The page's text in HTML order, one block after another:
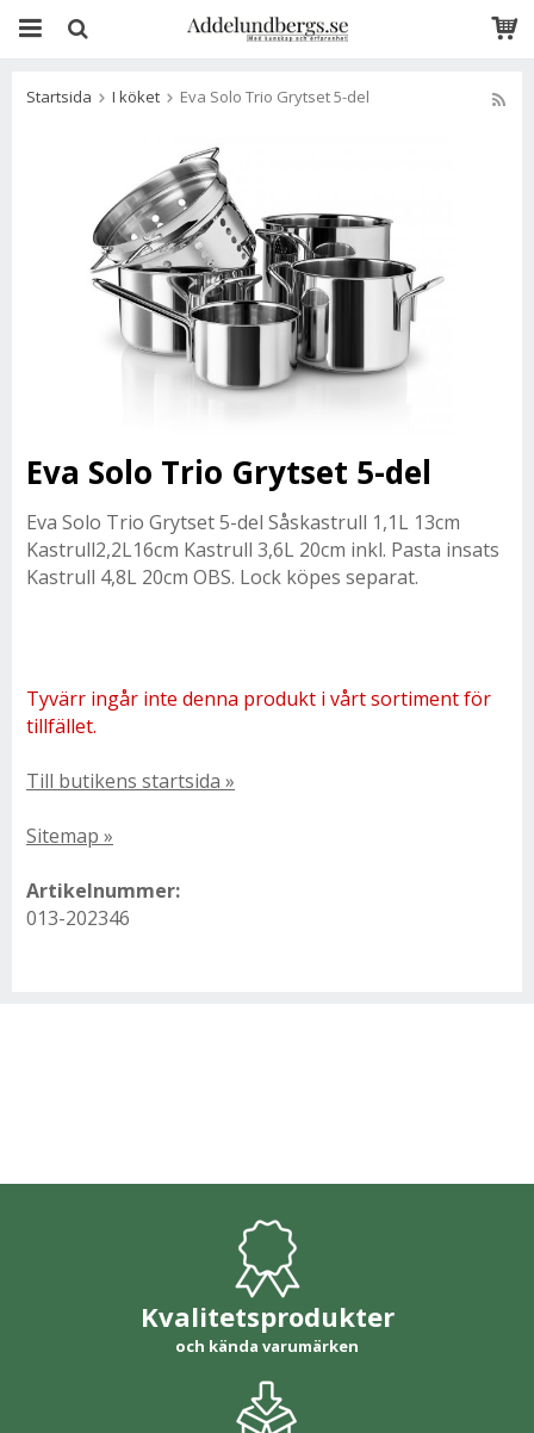
Startsida I köket Eva Solo Trio Grytset 5-del
Eva Solo Trio Grytset 5-del
Eva Solo Trio Grytset 5-del Såskastrull 1,1L 13cm
Kastrull2,2L16cm Kastrull 3,6L 20cm inkl. Pasta insats
Kastrull 4,8L 20cm OBS. Lock köpes separat.
Tyvärr ingår inte denna produkt i vårt sortiment för
tillfället.
Till butikens startsida »
Sitemap »
Artikelnummer:
013-202346
Kvalitetsprodukter
och kända varumärken